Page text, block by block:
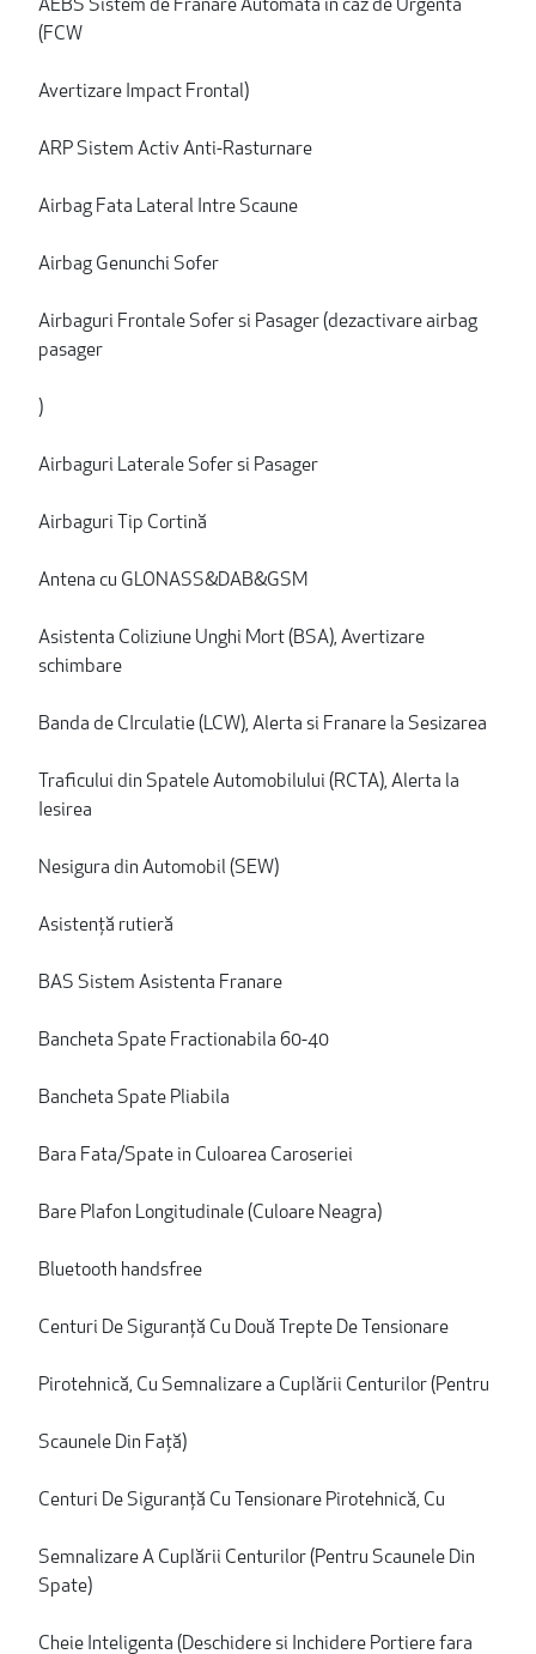
AEBS Sistem de Franare Automata in caz de Urgenta
(FCW
Avertizare Impact Frontal)
ARP Sistem Activ Anti-Rasturnare
Airbag Fata Lateral Intre Scaune
Airbag Genunchi Sofer
Airbaguri Frontale Sofer si Pasager (dezactivare airbag
pasager
)
Airbaguri Laterale Sofer si Pasager
Airbaguri Tip Cortină
Antena cu GLONASS&DAB&GSM
Asistenta Coliziune Unghi Mort (BSA), Avertizare
schimbare
Banda de CIrculatie (LCW), Alerta si Franare la Sesizarea
Traficului din Spatele Automobilului (RCTA), Alerta la
Iesirea
Nesigura din Automobil (SEW)
Asistență rutieră
BAS Sistem Asistenta Franare
Bancheta Spate Fractionabila 60-40
Bancheta Spate Pliabila
Bara Fata/Spate in Culoarea Caroseriei
Bare Plafon Longitudinale (Culoare Neagra)
Bluetooth handsfree
Centuri De Siguranță Cu Două Trepte De Tensionare
Pirotehnică, Cu Semnalizare a Cuplării Centurilor (Pentru
Scaunele Din Față)
Centuri De Siguranță Cu Tensionare Pirotehnică, Cu
Semnalizare A Cuplării Centurilor (Pentru Scaunele Din
Spate)
Cheie Inteligenta (Deschidere si Inchidere Portiere fara